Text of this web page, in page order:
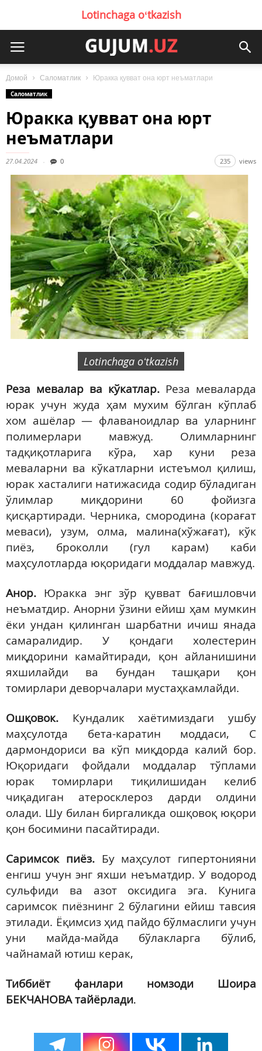
Lotinchaga oʻtkazish
Домой Саломатлик
Юракка қувват она юрт неъматлари
Саломатлик
Юракка қувват она юрт
неъматлари
27.04.2024 0 235 views
Lotinchaga oʻtkazish
Реза мевалар ва кўкатлар. Реза меваларда
юрак учун жуда ҳам мухим бўлган кўплаб
хом ашёлар — флаваноидлар ва уларнинг
полимерлари мавжуд. Олимларнинг
тадқиқотларига кўра, хар куни реза
меваларни ва кўкатларни истеъмол қилиш,
юрак хасталиги натижасида содир бўладиган
ўлимлар миқдорини 60 фойизга
қисқартиради. Черника, смородина (корағат
меваси), узум, олма, малина(хўжағат), кўк
пиёз, броколли (гул карам) каби
маҳсулотларда юқоридаги моддалар мавжуд.
Анор. Юракка энг зўр қувват бағишловчи
неъматдир. Анорни ўзини ейиш ҳам мумкин
ёки ундан қилинган шарбатни ичиш янада
самаралидир. У қондаги холестерин
миқдорини камайтиради, қон айланишини
яхшилайди ва бундан ташқари қон
томирлари деворчалари мустаҳкамлайди.
Ошқовок. Кундалик хаётимиздаги ушбу
маҳсулотда бета-каратин моддаси, С
дармондориси ва кўп миқдорда калий бор.
Юқоридаги фойдали моддалар тўплами
юрак томирлари тиқилишидан келиб
чиқадиган атеросклероз дарди олдини
олади. Шу билан биргаликда ошқовоқ юқори
қон босимини пасайтиради.
Саримсок пиёз.Бу маҳсулот гипертонияни
енгиш учун энг яхши неъматдир. У водород
сульфиди ва азот оксидига эга. Кунига
саримсок пиёзнинг 2 бўлагини ейиш тавсия
этилади. Ёқимсиз ҳид пайдо бўлмаслиги учун
уни майда-майда бўлакларга бўлиб,
чайнамай ютиш керак,
Тиббиёт фанлари номзоди Шоира
БЕКЧАНОВА тайёрлади.